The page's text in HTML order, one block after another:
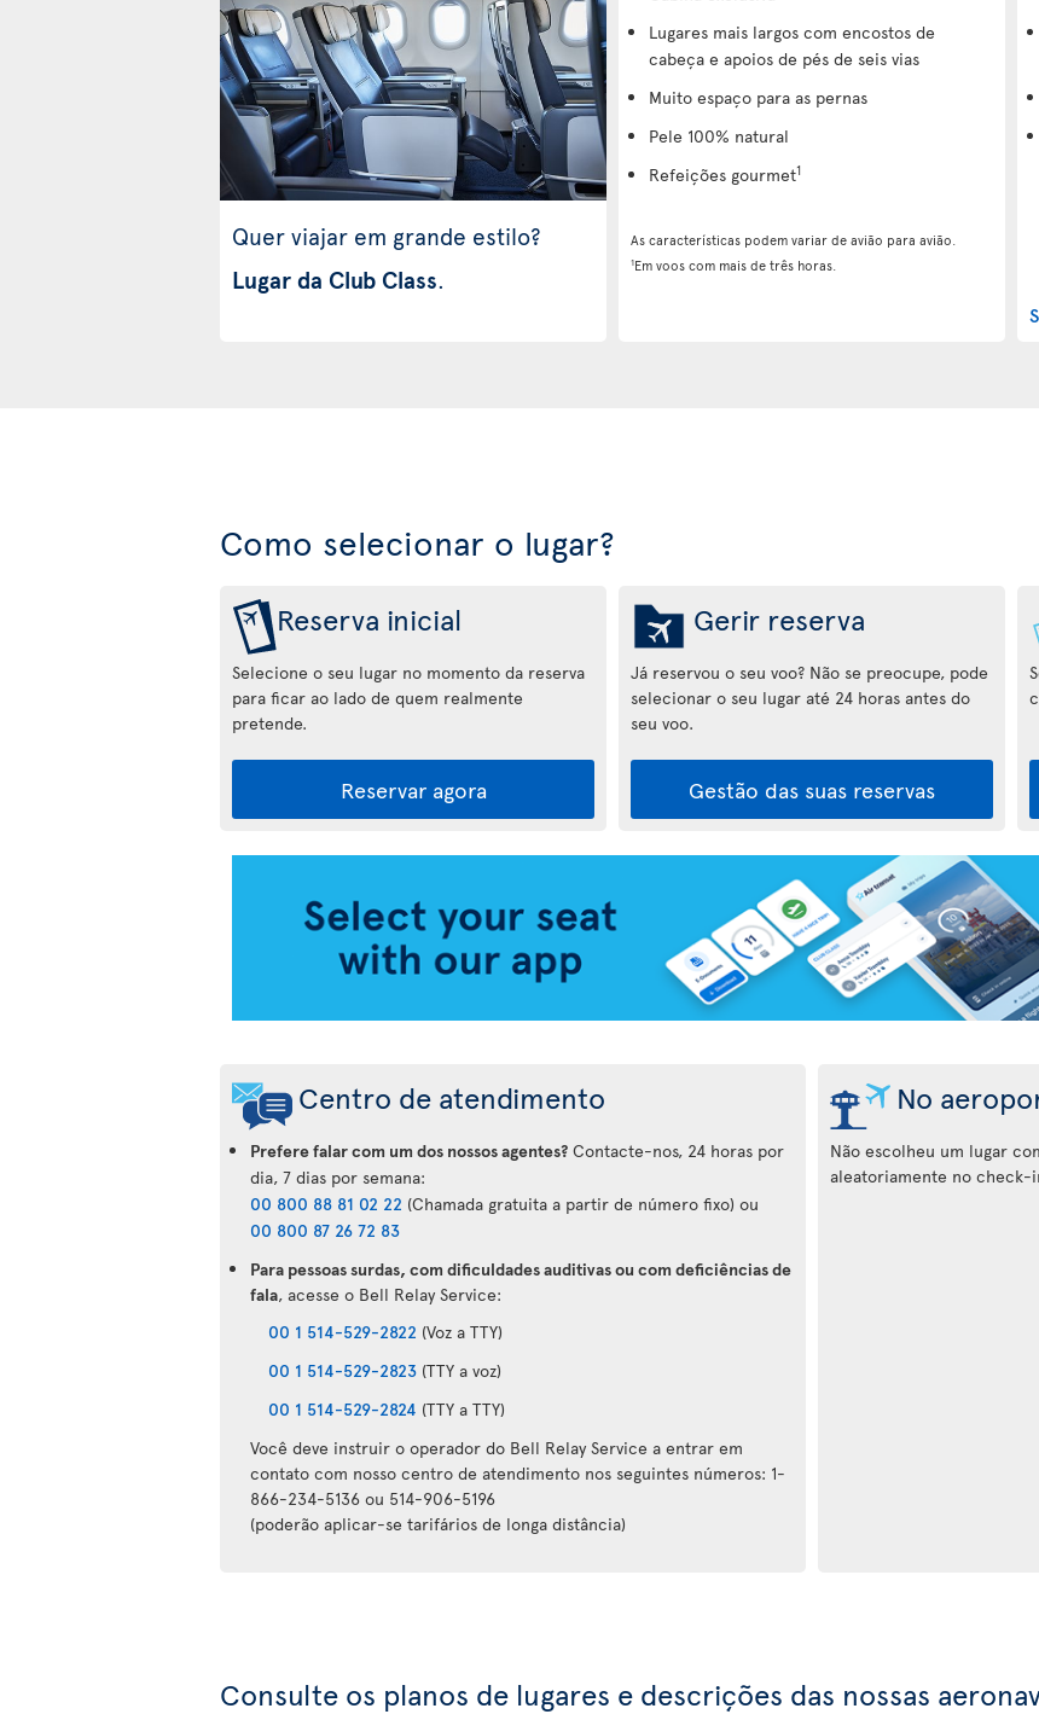
Quer viajar em grande estilo?
Lugar da Club Class.
Lugares mais largos com encostos de
cabeça e apoios de pés de seis vias
Muito espaço para as pernas
Pele 100% natural
Refeições gourmet1
As características podem variar de avião para avião.
1Em voos com mais de três horas.
Como selecionar o lugar?
Reserva inicial
Selecione o seu lugar no momento da reserva
para ficar ao lado de quem realmente
pretende.
Reservar agora
Gerir reserva
Já reservou o seu voo? Não se preocupe, pode
selecionar o seu lugar até 24 horas antes do
seu voo.
Gestão das suas reservas
Centro de atendimento
Prefere falar com um dos nossos agentes? Contacte-nos, 24 horas por
dia, 7 dias por semana:
00 800 88 81 02 22 (Chamada gratuita a partir de número fixo) ou
00 800 87 26 72 83
Para pessoas surdas, com dificuldades auditivas ou com deficiências de
fala, acesse o Bell Relay Service:
00 1 514-529-2822 (Voz a TTY)
00 1 514-529-2823 (TTY a voz)
00 1 514-529-2824 (TTY a TTY)
Você deve instruir o operador do Bell Relay Service a entrar em
contato com nosso centro de atendimento nos seguintes números: 1-
866-234-5136 ou 514-906-5196
(poderão aplicar-se tarifários de longa distância)
No
Não escolheu um lugar
aleatoriamente no check-
Consulte os planos de lugares e descrições das nossas